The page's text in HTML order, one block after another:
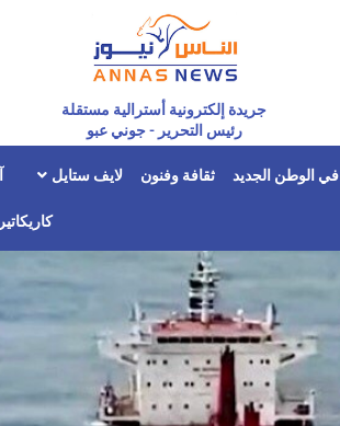
جريدة إلكترونية أسترالية مستقلة
رئيس التحرير - جوني عبو
في الوطن الجديد ثقافة وفنون لايف ستايل
كاريكاتير